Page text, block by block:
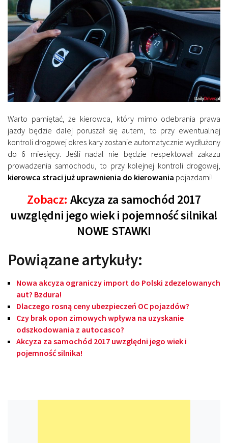
Warto pamiętać, że kierowca, który mimo odebrania prawa
jazdy będzie dalej poruszał się autem, to przy ewentualnej
kontroli drogowej okres kary zostanie automatycznie wydłużony
do 6 miesięcy. Jeśli nadal nie będzie respektował zakazu
prowadzenia samochodu, to przy kolejnej kontroli drogowej,
kierowca straci już uprawnienia do kierowania pojazdami!
Zobacz: Akcyza za samochód 2017
uwzględni jego wiek i pojemność silnika!
NOWE STAWKI
Powiązane artykuły:
Nowa akcyza ograniczy import do Polski zdezelowanych
aut? Bzdura!
Dlaczego rosną ceny ubezpieczeń OC pojazdów?
Czy brak opon zimowych wpływa na uzyskanie
odszkodowania z autocasco?
Akcyza za samochód 2017 uwzględni jego wiek i
pojemność silnika!